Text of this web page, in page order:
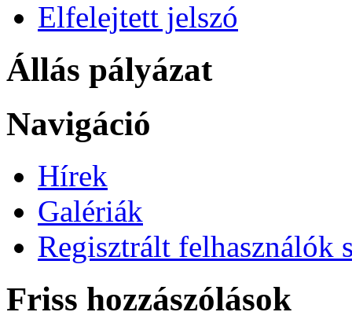
Elfelejtett jelszó
Állás pályázat
Navigáció
Hírek
Galériák
Regisztrált felhasználók
Friss hozzászólások